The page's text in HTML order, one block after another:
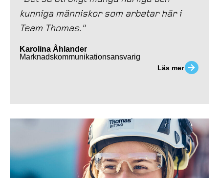
kunniga människor som arbetar här i
Team Thomas."
Karolina Åhlander
Marknadskommunikationsansvarig
Läs mer